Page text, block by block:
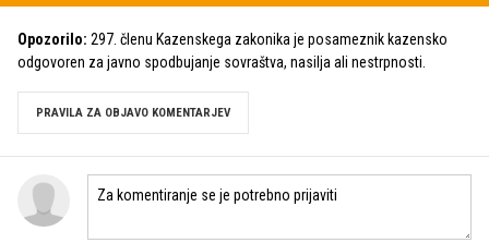
Opozorilo: 297. členu Kazenskega zakonika je posameznik kazensko
odgovoren za javno spodbujanje sovraštva, nasilja ali nestrpnosti.
PRAVILA ZA OBJAVO KOMENTARJEV